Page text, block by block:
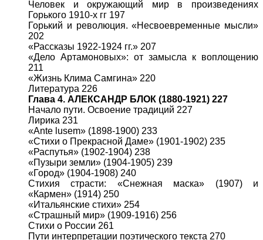
Человек и окружающий мир в произведениях
Горького 1910-х гг 197
Горький и революция. «Несвоевременные мысли»
202
«Рассказы 1922-1924 гг.» 207
«Дело Артамоновых»: от замысла к воплощению
211
«Жизнь Клима Самгина» 220
Литература 226
Глава 4. АЛЕКСАНДР БЛОК (1880-1921) 227
Начало пути. Освоение традиций 227
Лирика 231
«Ante lusem» (1898-1900) 233
«Стихи о Прекрасной Даме» (1901-1902) 235
«Распутья» (1902-1904) 238
«Пузыри земли» (1904-1905) 239
«Город» (1904-1908) 240
Стихия страсти: «Снежная маска» (1907) и
«Кармен» (1914) 250
«Итальянские стихи» 254
«Страшный мир» (1909-1916) 256
Стихи о России 261
Пути интерпретации поэтического текста 270